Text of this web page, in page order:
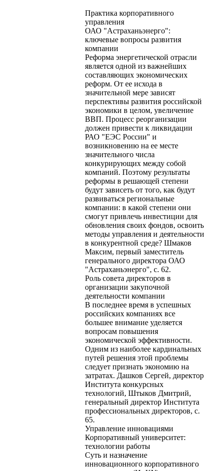
Практика корпоративного
управления
ОАО "Астраханьэнерго":
ключевые вопросы развития
компании
Реформа энергетической отрасли
является одной из важнейших
составляющих экономических
реформ. От ее исхода в
значительной мере зависят
перспективы развития российской
экономики в целом, увеличение
ВВП. Процесс реорганизации
должен привести к ликвидации
РАО "ЕЭС России" и
возникновению на ее месте
значительного числа
конкурирующих между собой
компаний. Поэтому результаты
реформы в решающей степени
будут зависеть от того, как будут
развиваться региональные
компании: в какой степени они
смогут привлечь инвестиции для
обновления своих фондов, освоить
методы управления и деятельности
в конкурентной среде? Шмаков
Максим, первый заместитель
генерального директора ОАО
"Астраханьэнерго", с. 62.
Роль совета директоров в
организации закупочной
деятельности компании
В последнее время в успешных
российских компаниях все
большее внимание уделяется
вопросам повышения
экономической эффективности.
Одним из наиболее кардинальных
путей решения этой проблемы
следует признать экономию на
затратах. Дашков Сергей, директор
Института конкурсных
технологий, Штыков Дмитрий,
генеральный директор Института
профессиональных директоров, с.
65.
Управление инновациями
Корпоративный университет:
технологии работы
Суть и назначение
инновационного корпоративного